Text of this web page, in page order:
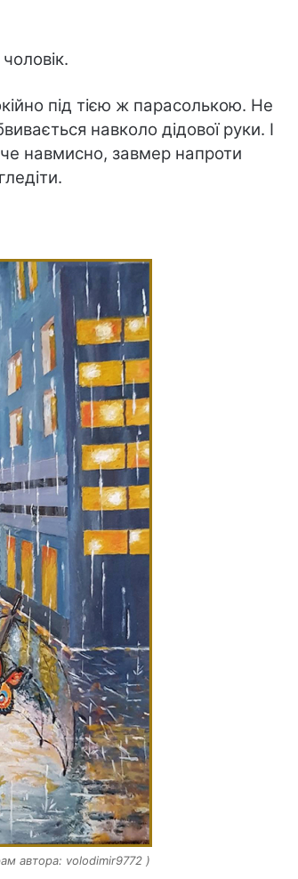
під тією ж парасолькою. Не
навколо дідової руки. І
навмисно, завмер напроти
автора: volodimir9772 )